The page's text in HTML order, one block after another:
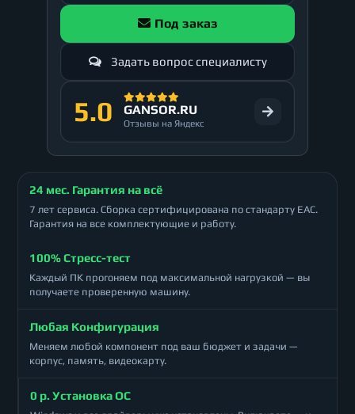
Под заказ
Задать вопрос специалисту
5.0 GANSOR.RU
Отзывы на Яндекс
24 мес. Гарантия на всё
7 лет сервиса. Сборка сертифицирована по стандарту ЕАС.
Гарантия на все комплектующие и работу.
100% Стресс-тест
Каждый ПК прогоняем под максимальной нагрузкой — вы
получаете проверенную машину.
Любая Конфигурация
Меняем любой компонент под ваш бюджет и задачи —
корпус, память, видеокарту.
0 р. Установка ОС